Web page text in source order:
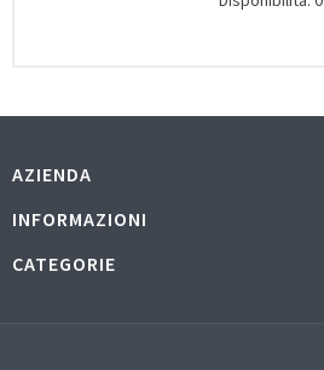
AZIENDA
INFORMAZIONI
CATEGORIE